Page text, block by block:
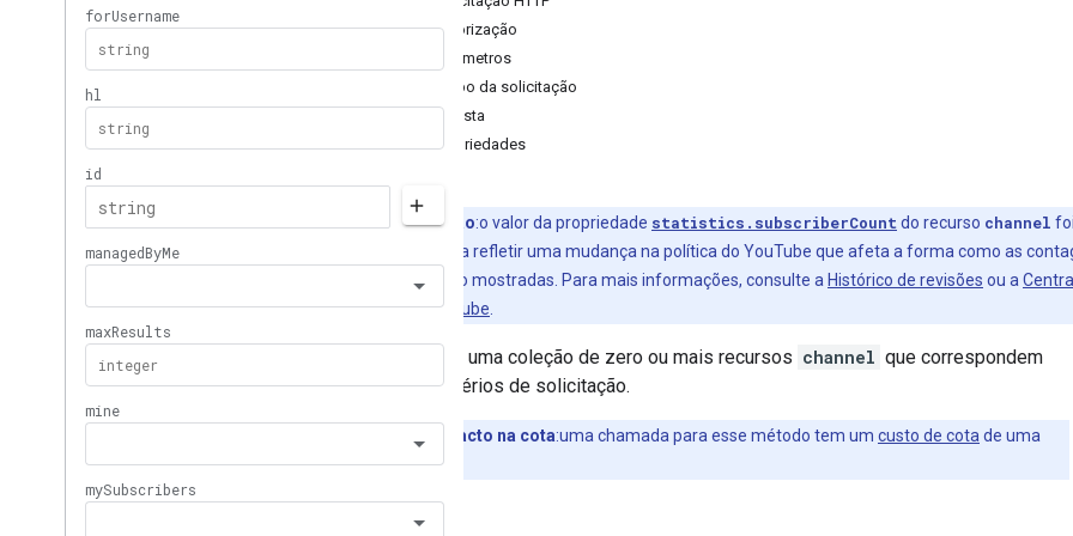
Idiomas
Regiões
Níveis de assinatura
Images
Items
Assinaturas
Abuso de relatórios de abuso de vídeo
Categories
Parâmetros de consulta padrão
Autorização
Parâmetros
Corpo da solicitação
Resposta
Propriedades
Observação:o valor da propriedade statistics.subscriberCount do recurso channel foi
atualizado para refletir uma mudança na política do YouTube que afeta a forma como as
de inscritos são mostradas. Para mais informações, consulte a Histórico de revisões ou a
Ajuda do YouTube
Retorna uma coleção de zero ou mais recursos channel que correspondem
aos critérios de solicitação.
Impacto na cota:uma chamada para esse método tem um custo de cota de uma
unidade.